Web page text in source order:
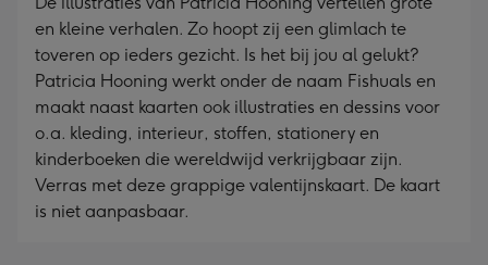
en kleine verhalen. Zo hoopt zij een glimlach te
toveren op ieders gezicht. Is het bij jou al gelukt?
Patricia Hooning werkt onder de naam Fishuals en
maakt naast kaarten ook illustraties en dessins voor
o.a. kleding, interieur, stoffen, stationery en
kinderboeken die wereldwijd verkrijgbaar zijn.
Verras met deze grappige valentijnskaart. De kaart
is niet aanpasbaar.